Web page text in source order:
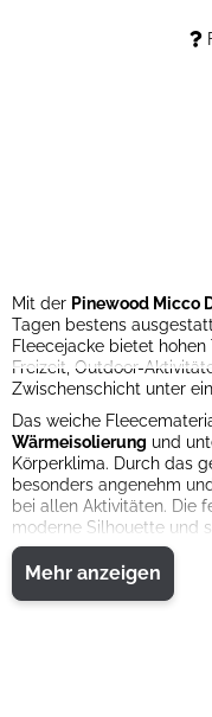
Mit der Pinewood Micco
Tagen bestens
Fleecejacke bietet
Freizeit, Outdoor-
Zwischenschicht unter
Das weiche
Wärmeisolierung und
Körperklima. Durch das
besonders angenehm
bei allen Aktivitäten. Die
moderne Silhouette und
Ob beim Wandern, im
der Natur – die
durch ihre vielseitige
Mehr anzeigen